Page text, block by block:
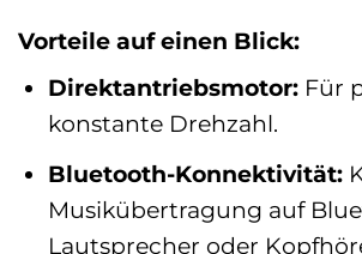
Vorteile auf einen Blick:
Direktantriebsmotor:Für
konstante Drehzahl.
Bluetooth-Konnektivität:
Musikübertragung auf
Lautsprecher oder